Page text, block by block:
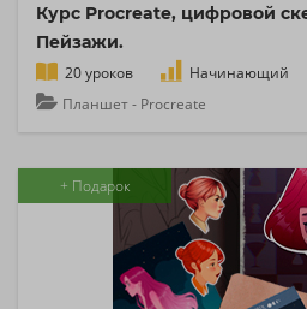
Курс Procreate, цифровой
Пейзажи.
20 уроков
Начинающий
Планшет - Procreate
+ Подарок